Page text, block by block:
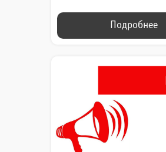
Подробнее